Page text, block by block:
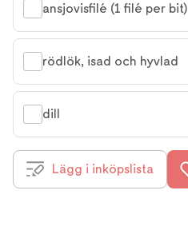
ansjovisfilé (1 filé per bit)
rödlök, isad och hyvlad
dill
Lägg i inköpslista